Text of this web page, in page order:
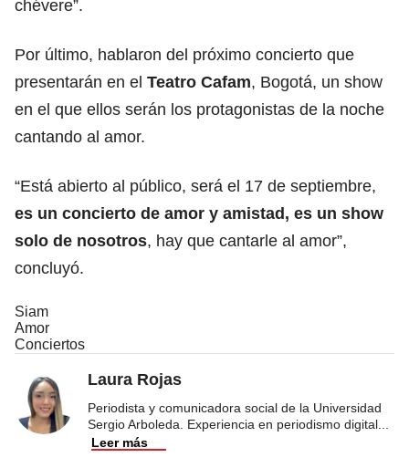
chévere”.
Por último, hablaron del próximo concierto que
presentarán en el Teatro Cafam, Bogotá, un show
en el que ellos serán los protagonistas de la noche
cantando al amor.
“Está abierto al público, será el 17 de septiembre,
es un concierto de amor y amistad, es un show
solo de nosotros, hay que cantarle al amor”,
concluyó.
Siam
Amor
Conciertos
Laura Rojas
Periodista y comunicadora social de la Universidad
Sergio Arboleda. Experiencia en periodismo digital
Leer más